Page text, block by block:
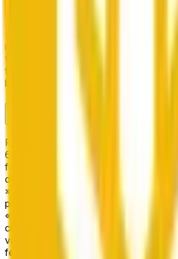
ET » a-t-il généré sur
« BNB Up or Down - June 7, 6:05PM-
marché actif à court terme sur
trading peut s'accumuler rapidement à
fenêtre 5 minutes progresse — entrez
les cotes avant la fermeture de cette
Pour trader sur « BNB Up or Down -
6:10PM ET », décidez si vous pensez
finira au-dessus ou en dessous du «
d'ouverture de $593.7940 avant
» si vous pensez que le prix va
pensez qu'il va baisser. Entrez votre
« Trader ». Si votre résultat choisi est
chaque part rapporte $1,00. S'il est
valent $0. Comme ce marché se résout
fenêtre pour sortir de votre position est